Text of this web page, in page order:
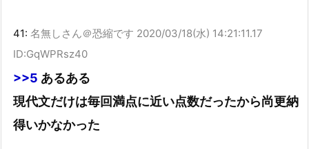
41: 名無しさん＠恐縮です 2020/03/18(水) 14:21:11.17
ID:GqWPRsz40
>>5 あるある
現代文だけは毎回満点に近い点数だったから尚更納
得いかなかった